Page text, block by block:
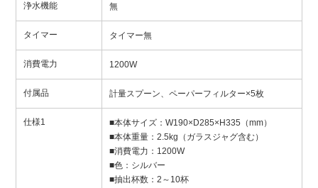
浄水機能 無
タイマー タイマー無
消費電力 1200W
付属品 計量スプーン、ペーパーフィルター×5枚
仕様1
■本体サイズ：W190×D285×H335（mm）
■本体重量：2.5kg（ガラスジャグ含む）
■消費電力：1200W
■色：シルバー
■抽出杯数：2～10杯